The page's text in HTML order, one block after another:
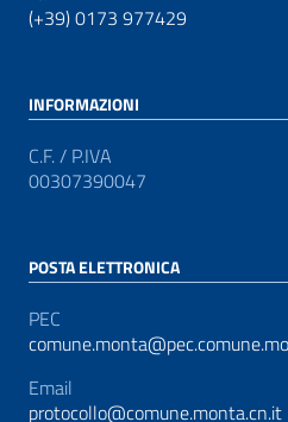
(+39) 0173 977429
INFORMAZIONI
C.F. / P.IVA
00307390047
POSTA ELETTRONICA
PEC
Email
protocollo@comune.monta.cn.it